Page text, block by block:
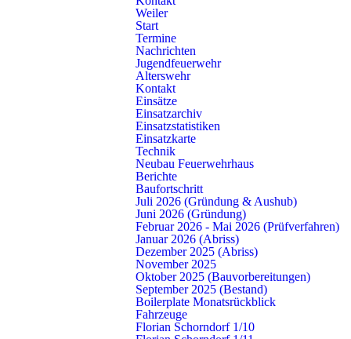
Weiler
Start
Termine
Nachrichten
Jugendfeuerwehr
Alterswehr
Kontakt
Einsätze
Einsatzarchiv
Einsatzstatistiken
Einsatzkarte
Technik
Neubau Feuerwehrhaus
Berichte
Baufortschritt
Juli 2026 (Gründung & Aushub)
Juni 2026 (Gründung)
Februar 2026 - Mai 2026 (Prüfverfahren)
Januar 2026 (Abriss)
Dezember 2025 (Abriss)
November 2025
Oktober 2025 (Bauvorbereitungen)
September 2025 (Bestand)
Boilerplate Monatsrückblick
Fahrzeuge
Florian Schorndorf 1/10
Freiwillige Feuerwehr Schorndorf
Künkelinstraße 9, 73614 Schorndorf
info@feuerwehr-schorndorf.de
Schnell gefunden
Einsätze
Nachrichten
Termine
Warn- & Infodienste
Fragen & Antworten
Pressestelle